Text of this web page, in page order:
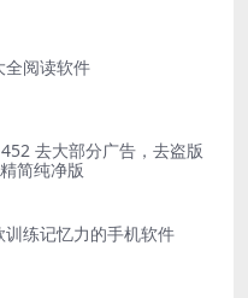
全阅读软件
去大部分广告，去盗版
简纯净版
练记忆力的手机软件